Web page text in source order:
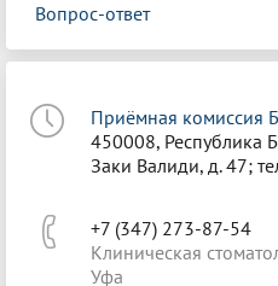
Вопрос-ответ
Приёмная комиссия
450008, Республика
Заки Валиди, д. 47;
+7 (347) 273-87-54
Клиническая
Уфа